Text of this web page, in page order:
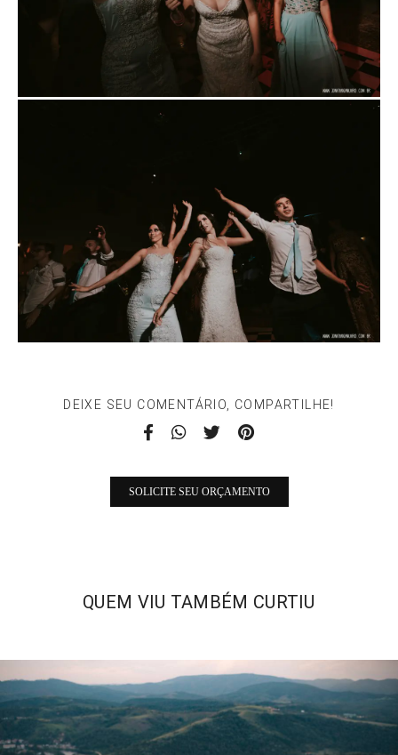
DEIXE SEU COMENTÁRIO, COMPARTILHE!
SOLICITE SEU ORÇAMENTO
QUEM VIU TAMBÉM CURTIU